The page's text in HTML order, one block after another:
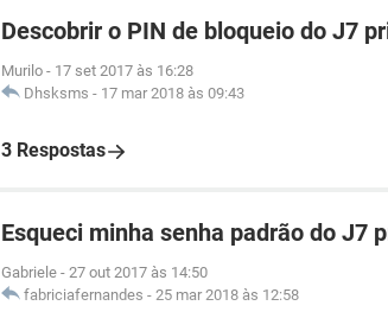
Descobrir o PIN de bloqueio do J7
Murilo - 17 set 2017 às 16:28
Dhsksms - 17 mar 2018 às 09:43
3 Respostas
Esqueci minha senha padrão do J7
Gabriele - 27 out 2017 às 14:50
fabriciafernandes - 25 mar 2018 às 12:58